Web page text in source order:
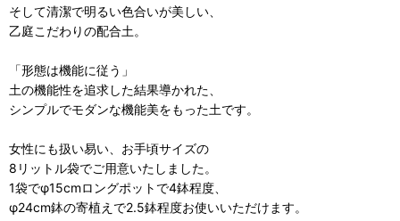
そして清潔で明るい色合いが美しい、
乙庭こだわりの配合土。
「形態は機能に従う」
土の機能性を追求した結果導かれた、
シンプルでモダンな機能美をもった土です。
女性にも扱い易い、お手頃サイズの
8リットル袋でご用意いたしました。
1袋でφ15cmロングポットで4鉢程度、
φ24cm鉢の寄植えで2.5鉢程度お使いいただけます。